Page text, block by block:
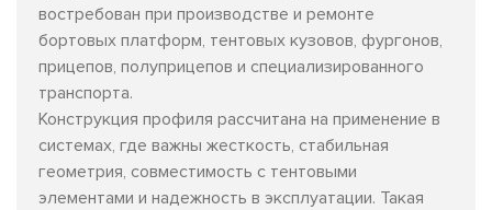
востребован при производстве и ремонте
бортовых платформ, тентовых кузовов, фургонов,
прицепов, полуприцепов и специализированного
транспорта.
Конструкция профиля рассчитана на применение в
системах, где важны жесткость, стабильная
геометрия, совместимость с тентовыми
элементами и надежность в эксплуатации. Такая